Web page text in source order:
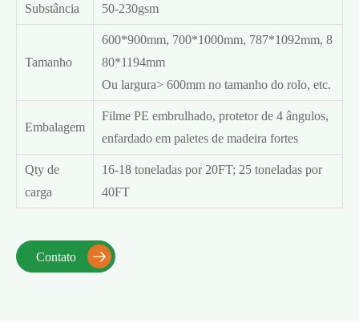
Substância 50-230gsm
Tamanho
600*900mm, 700*1000mm, 787*1092mm, 8
80*1194mm
Ou largura> 600mm no tamanho do rolo, etc.
Embalagem
Filme PE embrulhado, protetor de 4 ângulos,
enfardado em paletes de madeira fortes
Qty de
carga
16-18 toneladas por 20FT; 25 toneladas por
40FT
Contato 